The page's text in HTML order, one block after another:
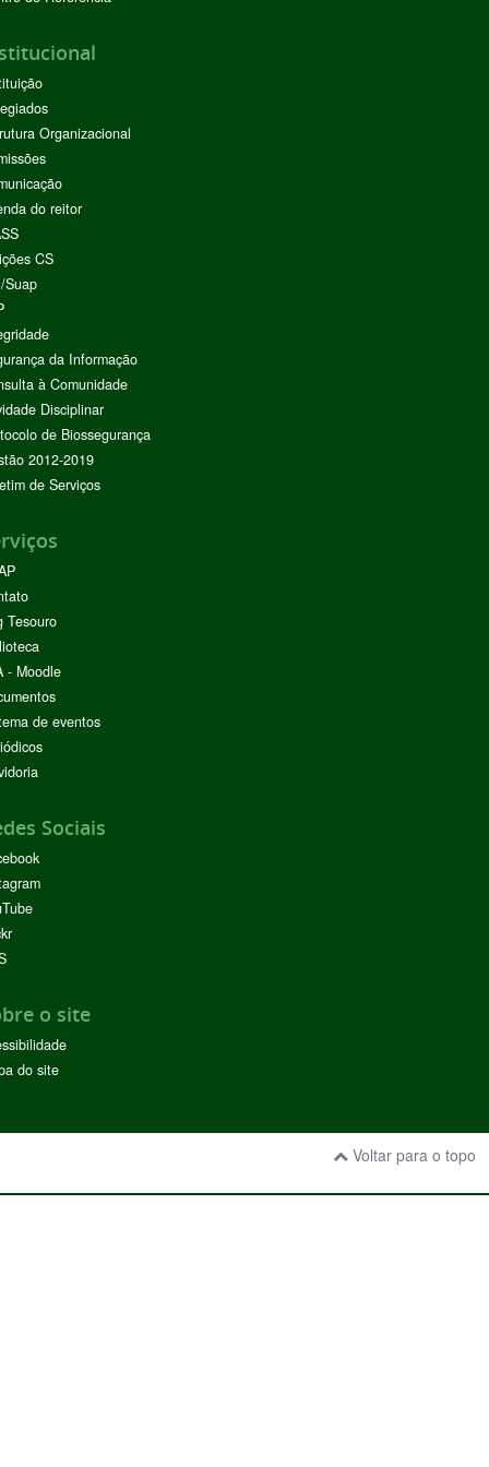
Organizacional
do reitor
CS
Suap
da Informação
à Comunidade
Disciplinar
de Biossegurança
2012-2019
de Serviços
Tesouro
- Moodle
de eventos
Sociais
o site
do site
Voltar para o topo